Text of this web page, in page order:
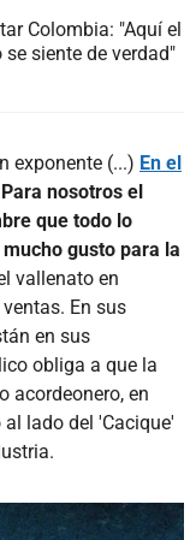
Colombia: "Aquí el
siente de verdad"
exponente (...) En el
Para nosotros el
que todo lo
gusto para la
vallenato en
En sus
en sus
obliga a que la
acordeonero, en
lado del 'Cacique'